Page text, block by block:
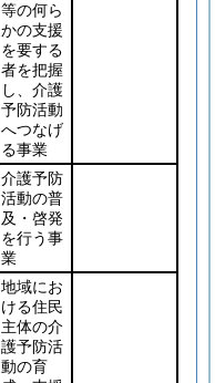
等の何ら
かの支援
を要する
者を把握
し、介護
予防活動
へつなげ
る事業
介護予防
活動の普
及・啓発
を行う事
業
地域にお
ける住民
主体の介
護予防活
動の育